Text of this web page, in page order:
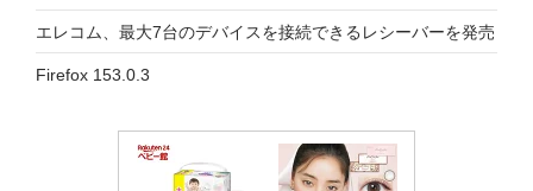
エレコム、最大7台のデバイスを接続できるレシーバーを発売
Firefox 153.0.3